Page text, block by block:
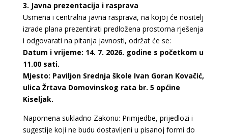
3. Javna prezentacija i rasprava
Usmena i centralna javna rasprava, na kojoj će nositelj
izrade plana prezentirati predložena prostorna rješenja
i odgovarati na pitanja javnosti, održat će se:
Datum i vrijeme: 14. 7. 2026. godine s početkom u
11.00 sati.
Mjesto: Paviljon Srednja škole Ivan Goran Kovačić,
ulica Žrtava Domovinskog rata br. 5 općine
Kiseljak.
Napomena sukladno Zakonu: Primjedbe, prijedlozi i
sugestije koji ne budu dostavljeni u pisanoj formi do